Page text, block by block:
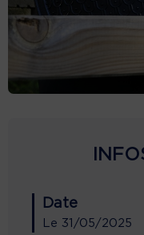
Date
Le 31/05/2025